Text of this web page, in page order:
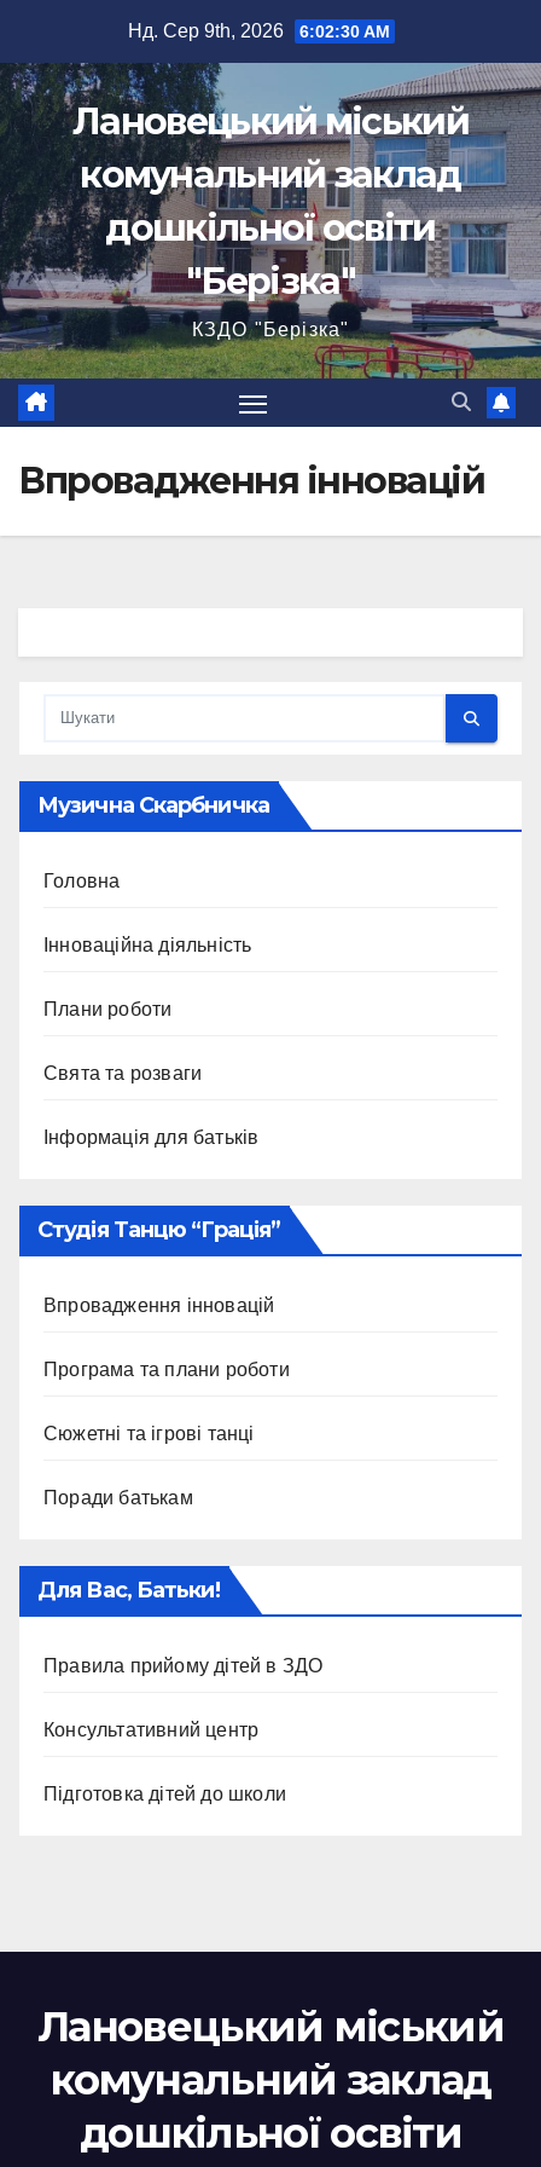
вмісту
Нд. Сер 9th, 2026 6:02:30 AM
Лановецький міський
комунальний заклад
дошкільної освіти
"Берізка"
КЗДО "Берізка"
Впровадження інновацій
Музична Скарбничка
Головна
Інноваційна діяльність
Плани роботи
Свята та розваги
Інформація для батьків
Студія Танцю “Грація”
Впровадження інновацій
Програма та плани роботи
Сюжетні та ігрові танці
Поради батькам
Для Вас, Батьки!
Правила прийому дітей в ЗДО
Консультативний центр
Підготовка дітей до школи
Лановецький міський
комунальний заклад
дошкільної освіти